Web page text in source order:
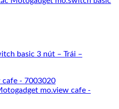
basic 3 nút – Trái –